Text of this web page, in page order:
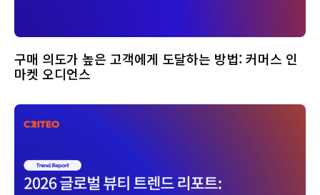
구매 의도가 높은 고객에게 도달하는 방법: 커머스 인
마켓 오디언스